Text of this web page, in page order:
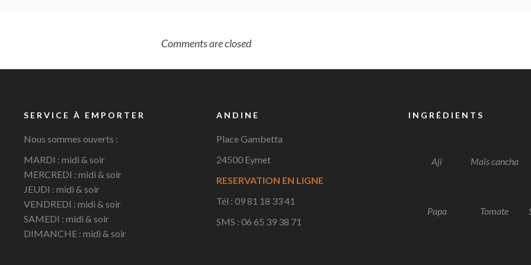
Comments are closed
SERVICE À EMPORTER
Nous sommes ouverts :
MARDI : midi & soir
MERCREDI : midi & soir
JEUDI : midi & soir
VENDREDI : midi & soir
SAMEDI : midi & soir
DIMANCHE : midi & soir
ANDINE
Place Gambetta
24500 Eymet
RESERVATION EN LIGNE
Tél : 09 81 18 33 41
SMS : 06 65 39 38 71
INGRÉDIENTS
Aji Maïs cancha
Papa Tomate